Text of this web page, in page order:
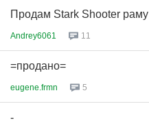
Продам Stark Shooter раму
Andrey6061 11
=продано=
eugene.frmn 5
-